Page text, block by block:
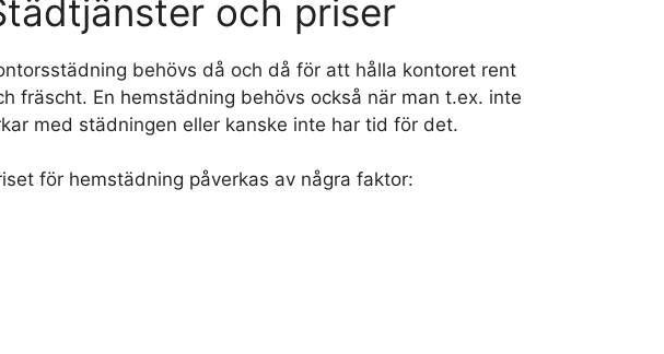
och priser
behövs då och då för att hålla kontoret rent
fräscht. En hemstädning behövs också när man t.ex. inte
med städningen eller kanske inte har tid för det.
för hemstädning påverkas av några faktor: